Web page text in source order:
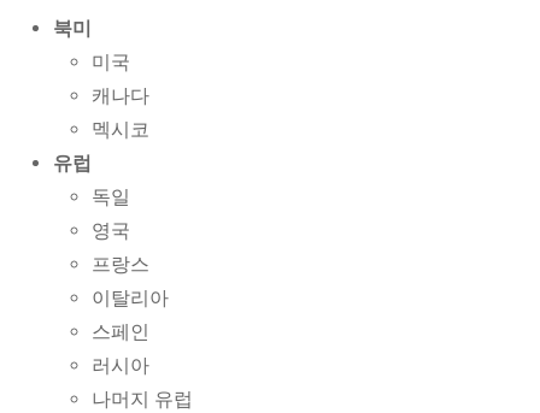
북미
미국
캐나다
멕시코
유럽
독일
영국
프랑스
이탈리아
스페인
러시아
나머지 유럽